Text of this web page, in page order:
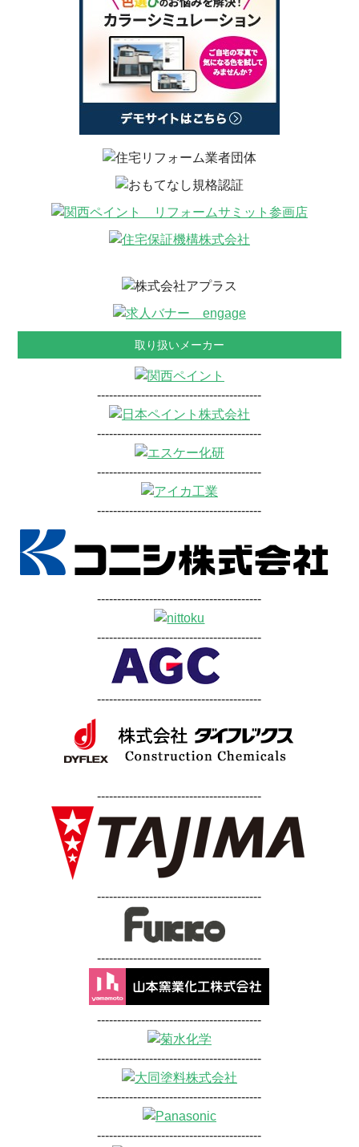
取り扱いメーカー
-----------------------------------------
-----------------------------------------
-----------------------------------------
-----------------------------------------
-----------------------------------------
-----------------------------------------
-----------------------------------------
-----------------------------------------
-----------------------------------------
-----------------------------------------
-----------------------------------------
-----------------------------------------
-----------------------------------------
-----------------------------------------